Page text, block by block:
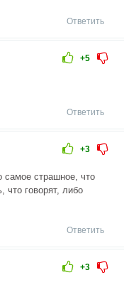
Ответить
+5
Ответить
+3
самое страшное, что
что говорят, либо
Ответить
+3